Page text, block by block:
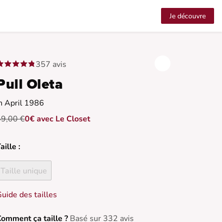
Je découvre
357 avis
Oleta
April 1986
€0€ avec Le Closet
:
Taille unique
des tailles
ça taille ? Basé sur 332 avis